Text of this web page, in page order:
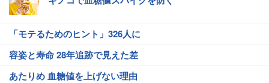
「モテるためのヒント」326人に
容姿と寿命 28年追跡で見えた差
あたりめ 血糖値を上げない理由